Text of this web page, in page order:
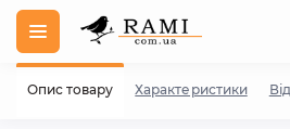
Опис товару Характеристики